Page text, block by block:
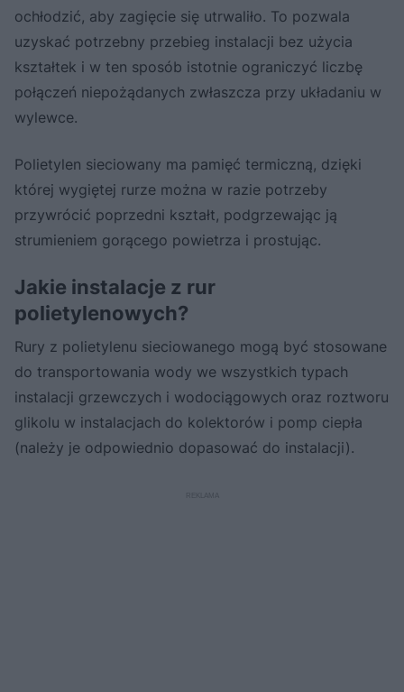
ochłodzić, aby zagięcie się utrwaliło. To pozwala
uzyskać potrzebny przebieg instalacji bez użycia
kształtek i w ten sposób istotnie ograniczyć liczbę
połączeń niepożądanych zwłaszcza przy układaniu w
wylewce.
Polietylen sieciowany ma pamięć termiczną, dzięki
której wygiętej rurze można w razie potrzeby
przywrócić poprzedni kształt, podgrzewając ją
strumieniem gorącego powietrza i prostując.
Jakie instalacje z rur
polietylenowych?
Rury z polietylenu sieciowanego mogą być stosowane
do transportowania wody we wszystkich typach
instalacji grzewczych i wodociągowych oraz roztworu
glikolu w instalacjach do kolektorów i pomp ciepła
(należy je odpowiednio dopasować do instalacji).